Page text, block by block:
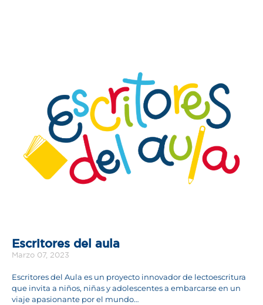
Escritores del aula
Marzo 07, 2023
Escritores del Aula es un proyecto innovador de lectoescritura
que invita a niños, niñas y adolescentes a embarcarse en un
viaje apasionante por el mundo…